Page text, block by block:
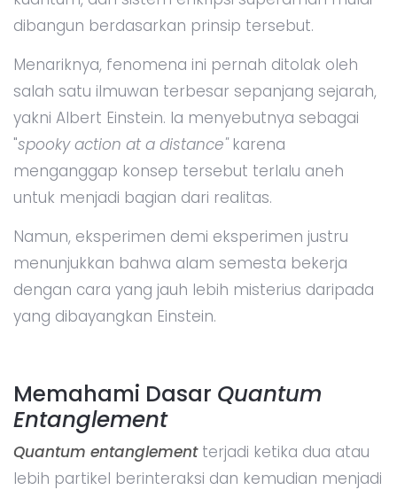
dibangun berdasarkan prinsip tersebut.
Menariknya, fenomena ini pernah ditolak oleh
salah satu ilmuwan terbesar sepanjang sejarah,
yakni Albert Einstein. Ia menyebutnya sebagai
"spooky action at a distance"karena
menganggap konsep tersebut terlalu aneh
untuk menjadi bagian dari realitas.
Namun, eksperimen demi eksperimen justru
menunjukkan bahwa alam semesta bekerja
dengan cara yang jauh lebih misterius daripada
yang dibayangkan Einstein.
Memahami Dasar Quantum
Entanglement
Quantum entanglementterjadi ketika dua atau
lebih partikel berinteraksi dan kemudian menjadi